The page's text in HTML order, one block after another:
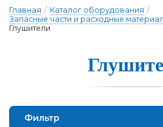
Главная / Каталог оборудования /
Запасные части и расходные
Глушители
Фильтр